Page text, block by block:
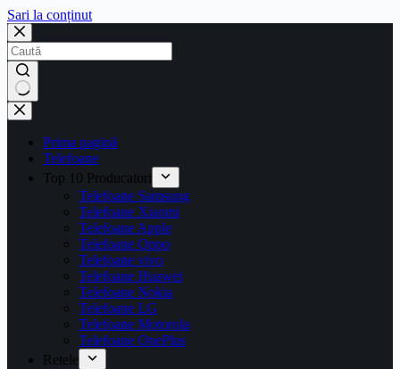
Sari la conținut
Prima pagină
Telefoane
Top 10 Producatori
Telefoane Samsung
Telefoane Xiaomi
Telefoane Apple
Telefoane Oppo
Telefoane vivo
Telefoane Huawei
Telefoane Nokia
Telefoane LG
Telefoane Motorola
Telefoane OnePlus
Retele